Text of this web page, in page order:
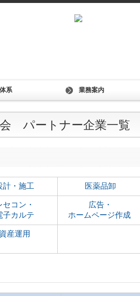
系 業務案内
パートナー企業一覧
計・施工 医薬品卸
セコン・
子カルテ
広告・
ホームページ作成
資産運用